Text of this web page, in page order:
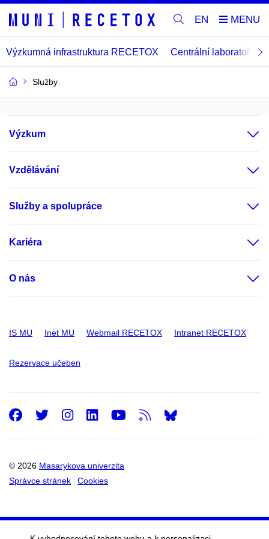
EN
Výzkumná infrastruktura RECETOX Centrální laboratoře
Služby
Výzkum
Vzdělávání
Služby a spolupráce
Kariéra
O nás
IS MU Inet MU Webmail RECETOX Intranet RECETOX
Rezervace učeben
© 2026 Masarykova univerzita
Správce stránek
Cookies
Facebook
Twitter
Instagram
LinkedIn
Youtube
RSS